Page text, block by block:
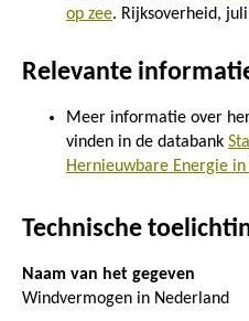
op zee. Rijksoverheid,
Relevante
Meer informatie over
vinden in de databank
Hernieuwbare Energie
Technische
Naam van het gegeven
Windvermogen in Nederland